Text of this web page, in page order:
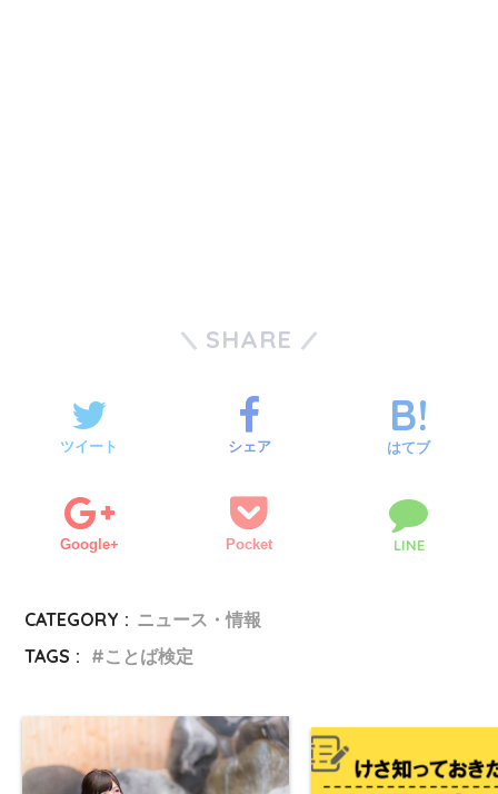
SHARE
ツイート シェア はてブ
Google+ Pocket LINE
CATEGORY : ニュース・情報
TAGS :
ことば検定